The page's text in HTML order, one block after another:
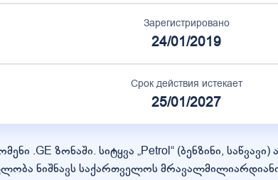
Зарегистрировано
24/01/2019
Срок действия истекает
25/01/2027
.GE ზონაში. სიტყვა „Petrol“ (ბენზინი,
ნიშნავს საქართველოს